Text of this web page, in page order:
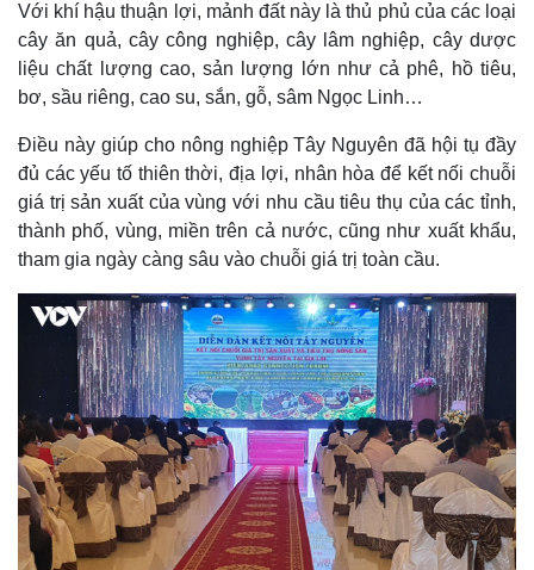
Thế giới
Quan sát
Cuộc sống đó đây
Hồ sơ
Multimedia
Video
Ảnh
E-Magazine
Infographic
Với khí hậu thuận lợi, mảnh đất này là thủ phủ của các loại
cây ăn quả, cây công nghiệp, cây lâm nghiệp, cây dược
liệu chất lượng cao, sản lượng lớn như cả phê, hồ tiêu,
bơ, sầu riêng, cao su, sắn, gỗ, sâm Ngọc Linh…
Điều này giúp cho nông nghiệp Tây Nguyên đã hội tụ đầy
đủ các yếu tố thiên thời, địa lợi, nhân hòa để kết nối chuỗi
giá trị sản xuất của vùng với nhu cầu tiêu thụ của các tỉnh,
thành phố, vùng, miền trên cả nước, cũng như xuất khẩu,
tham gia ngày càng sâu vào chuỗi giá trị toàn cầu.